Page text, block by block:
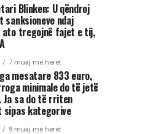
Blinken: U qëndroj
sanksioneve ndaj
ato tregojnë fajet e tij,
7 muaj më herët
mesatare 833 euro,
minimale do të jetë
Ja sa do të rriten
sipas kategorive
9 muaj më herët